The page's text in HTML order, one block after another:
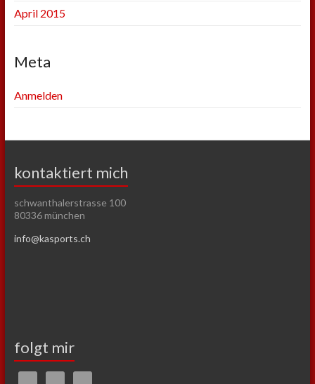
April 2015
Meta
Anmelden
kontaktiert mich
schwanthalerstrasse 100
80336 münchen
info@kasports.ch
folgt mir